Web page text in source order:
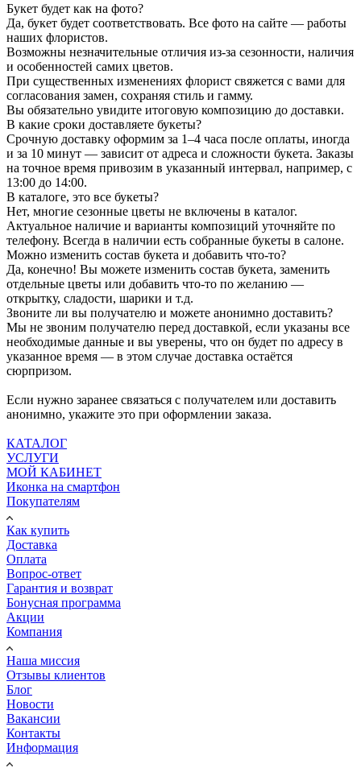
Букет будет как на фото?
Да, букет будет соответствовать. Все фото на сайте — работы
наших флористов.
Возможны незначительные отличия из-за сезонности, наличия
и особенностей самих цветов.
При существенных изменениях флорист свяжется с вами для
согласования замен, сохраняя стиль и гамму.
Вы обязательно увидите итоговую композицию до доставки.
В какие сроки доставляете букеты?
Срочную доставку оформим за 1–4 часа после оплаты, иногда
и за 10 минут — зависит от адреса и сложности букета. Заказы
на точное время привозим в указанный интервал, например, с
13:00 до 14:00.
В каталоге, это все букеты?
Нет, многие сезонные цветы не включены в каталог.
Актуальное наличие и варианты композиций уточняйте по
телефону. Всегда в наличии есть собранные букеты в салоне.
Можно изменить состав букета и добавить что-то?
Да, конечно! Вы можете изменить состав букета, заменить
отдельные цветы или добавить что-то по желанию —
открытку, сладости, шарики и т.д.
Звоните ли вы получателю и можете анонимно доставить?
Мы не звоним получателю перед доставкой, если указаны все
необходимые данные и вы уверены, что он будет по адресу в
указанное время — в этом случае доставка остаётся
сюрпризом.
Если нужно заранее связаться с получателем или доставить
анонимно, укажите это при оформлении заказа.
КАТАЛОГ
УСЛУГИ
МОЙ КАБИНЕТ
Иконка на смартфон
Покупателям
Как купить
Доставка
Оплата
Вопрос-ответ
Гарантия и возврат
Бонусная программа
Акции
Компания
Наша миссия
Отзывы клиентов
Блог
Новости
Вакансии
Контакты
Информация